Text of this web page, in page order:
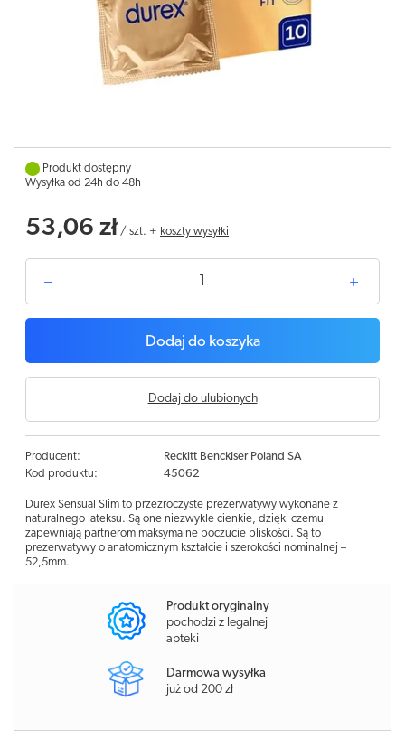
Produkt dostępny
Wysyłka od 24h do 48h
53,06 zł / szt. + koszty wysyłki
Dodaj do koszyka
Dodaj do ulubionych
Producent:
Reckitt Benckiser Poland SA
Kod produktu:
45062
Durex Sensual Slim to przezroczyste prezerwatywy wykonane z
naturalnego lateksu. Są one niezwykle cienkie, dzięki czemu
zapewniają partnerom maksymalne poczucie bliskości. Są to
prezerwatywy o anatomicznym kształcie i szerokości nominalnej –
52,5mm.
Produkt oryginalny
pochodzi z legalnej
apteki
Darmowa wysyłka
już od 200 zł